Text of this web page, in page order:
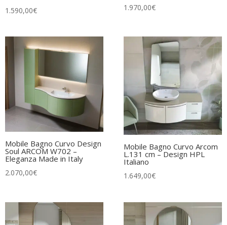
1.590,00€ 1.970,00€
Mobile Bagno Curvo Design
Soul ARCOM W702 –
Eleganza Made in Italy
2.070,00€
Mobile Bagno Curvo Arcom
L.131 cm – Design HPL
Italiano
1.649,00€